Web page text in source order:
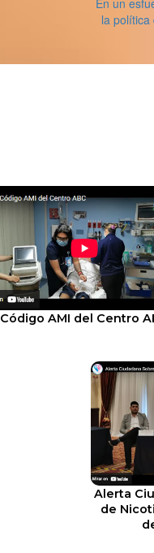
En un
la política
Código AMI del Centro
Alerta
de